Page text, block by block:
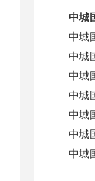
中城
中城
中城
中城
中城
中城
中城
中城